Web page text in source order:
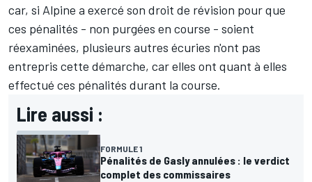
car, si Alpine a exercé son droit de révision pour que
ces pénalités - non purgées en course - soient
réexaminées, plusieurs autres écuries n'ont pas
entrepris cette démarche, car elles ont quant à elles
effectué ces pénalités durant la course.
Lire aussi :
FORMULE 1
Pénalités de Gasly annulées : le verdict
complet des commissaires